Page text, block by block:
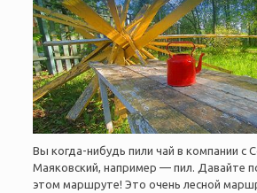
Вы когда-нибудь пили чай в компании с
Маяковский, например — пил. Давайте
этом маршруте! Это очень лесной